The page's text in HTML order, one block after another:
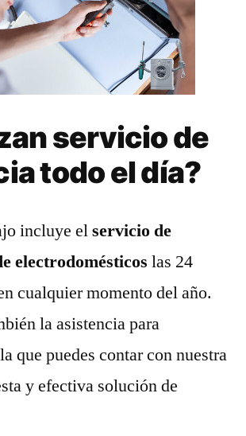
servicio de
todo el día?
incluye elservicio de
electrodomésticos las 24
cualquier momento del año.
la asistencia para
que puedes contar con nuestra
y efectiva solución de